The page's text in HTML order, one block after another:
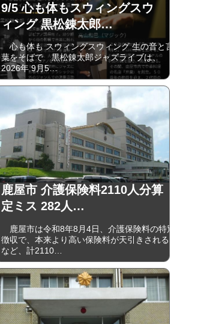
9/5 心も体もスウィングスウ
ィング 黒松錬太郎…
心も体も スウィングスウィング 生の音と言
葉をそばで 黒松錬太郎ジャズライブは、
2026年 9⽉5…
鹿屋市 介護保険料2110人分算
定ミス 282人…
鹿屋市は令和8年8月4日、介護保険料の特別
徴収で、本来より高い保険料が天引きされる
など、計2110…